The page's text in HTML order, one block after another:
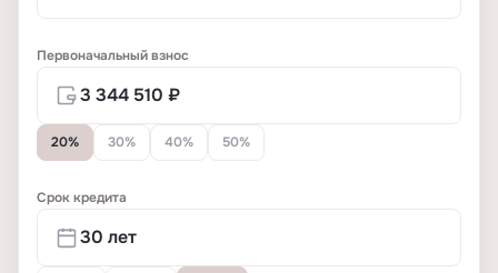
Первоначальный взнос
20% 30% 40% 50%
Срок кредита